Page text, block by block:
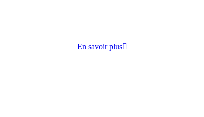
En savoir plus